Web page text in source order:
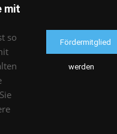
mit
so
Fördermitglied
werden